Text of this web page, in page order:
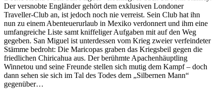
Der versnobte Engländer gehört dem exklusiven Londoner
Traveller-Club an, ist jedoch noch nie verreist. Sein Club hat ihn
nun zu einem Abenteuerurlaub in Mexiko verdonnert und ihm eine
umfangreiche Liste samt kniffeliger Aufgaben mit auf den Weg
gegeben. San Miguel ist unterdessen vom Krieg zweier verfeindeter
Stämme bedroht: Die Maricopas graben das Kriegsbeil gegen die
friedlichen Chiricahua aus. Der berühmte Apachenhäuptling
Winnetou und seine Freunde stellen sich mutig dem Kampf – doch
dann sehen sie sich im Tal des Todes dem „Silbernen Mann“
gegenüber…